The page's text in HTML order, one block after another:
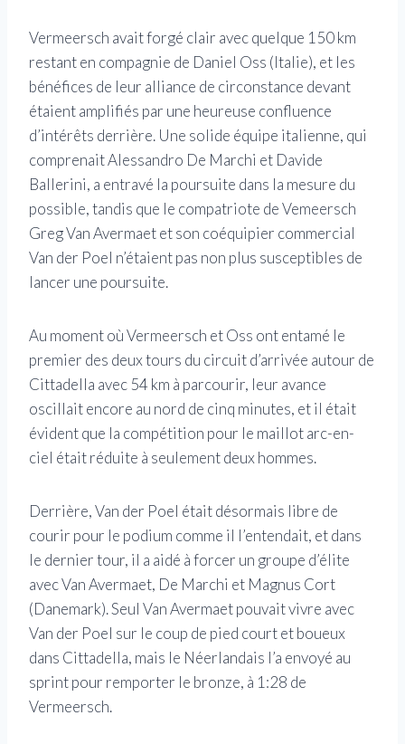
Vermeersch avait forgé clair avec quelque 150 km
restant en compagnie de Daniel Oss (Italie), et les
bénéfices de leur alliance de circonstance devant
étaient amplifiés par une heureuse confluence
d’intérêts derrière. Une solide équipe italienne, qui
comprenait Alessandro De Marchi et Davide
Ballerini, a entravé la poursuite dans la mesure du
possible, tandis que le compatriote de Vemeersch
Greg Van Avermaet et son coéquipier commercial
Van der Poel n’étaient pas non plus susceptibles de
lancer une poursuite.
Au moment où Vermeersch et Oss ont entamé le
premier des deux tours du circuit d’arrivée autour de
Cittadella avec 54 km à parcourir, leur avance
oscillait encore au nord de cinq minutes, et il était
évident que la compétition pour le maillot arc-en-
ciel était réduite à seulement deux hommes.
Derrière, Van der Poel était désormais libre de
courir pour le podium comme il l’entendait, et dans
le dernier tour, il a aidé à forcer un groupe d’élite
avec Van Avermaet, De Marchi et Magnus Cort
(Danemark). Seul Van Avermaet pouvait vivre avec
Van der Poel sur le coup de pied court et boueux
dans Cittadella, mais le Néerlandais l’a envoyé au
sprint pour remporter le bronze, à 1:28 de
Vermeersch.